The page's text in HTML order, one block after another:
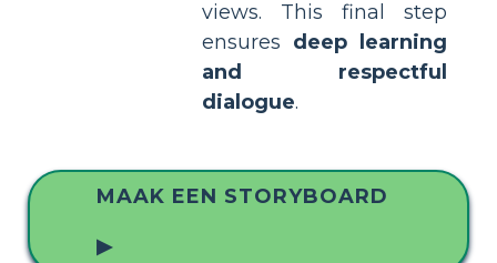
views. This final step
ensures deep learning
and respectful
dialogue.
MAAK EEN STORYBOARD
▶